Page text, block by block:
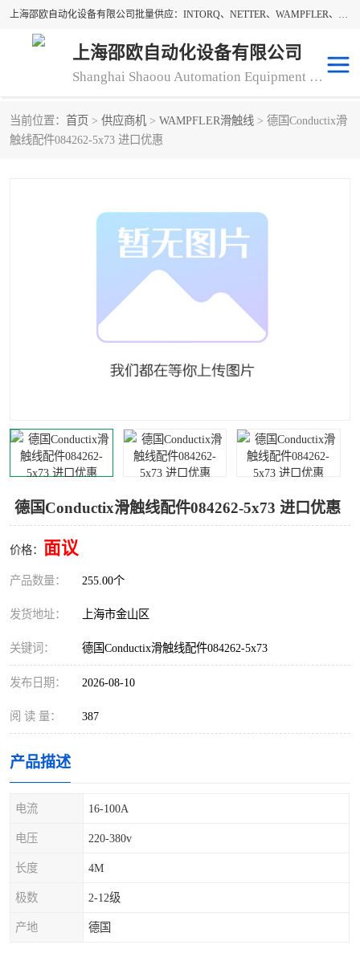
上海邵欧自动化设备有限公司批量供应：INTORQ、NETTER、WAMPFLER、WARNER、WICHITA、三菱离合器、warner离合器、NETTER振动器、WAMPFLER滑触线。上海邵欧自动化设备有限公司提供创新技术与产品解决方案，让客户享有高性价比，优质的产品和服务，我们坚持以持续技术和服务创新为客户不断创造价值。欢迎来电咨询！
上海邵欧自动化设备有限公司
Shanghai Shaoou Automation Equipment Co., Ltd
当前位置： 首页 > 供应商机 > WAMPFLER滑触线 > 德国Conductix滑
触线配件084262-5x73 进口优惠
德国Conductix滑触线配件084262-5x73 进口优惠
价格： 面议
产品数量： 255.00个
发货地址： 上海市金山区
关键词： 德国Conductix滑触线配件084262-5x73
发布日期： 2026-08-10
阅 读 量： 387
产品描述
电流 16-100A
电压 220-380v
长度 4M
极数 2-12级
产地 德国
warner离合器
三菱离合器
DAYTON
LEESON ELECTRIC carlson制动器
MACH III离合器 CLEVELAND
Magnetic制动器 STEARNS制动器
WICHITA Cleveland 张力控制器
Warner Linear